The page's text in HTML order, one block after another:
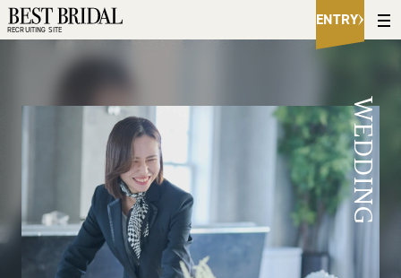
RECRUITING SITE
B
e
s
u
ENTRY
WEDDING